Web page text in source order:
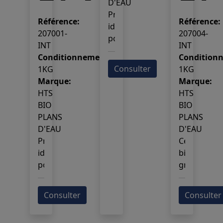
Référence:
207001-
INT
Conditionnement:
1KG
Marque:
HTS
BIO
PLANS
D'EAU
Produit
idéal
pour
l'assainissement
des
plans
Consulter
D'EAU
Produit
idéal
pour
l'assainissement
des
plans
Consulter
Référence:
207004-
INT
1KG
Marque:
HTS
BIO
PLANS
D'EAU
Ce
granulé
agit
auConsulter